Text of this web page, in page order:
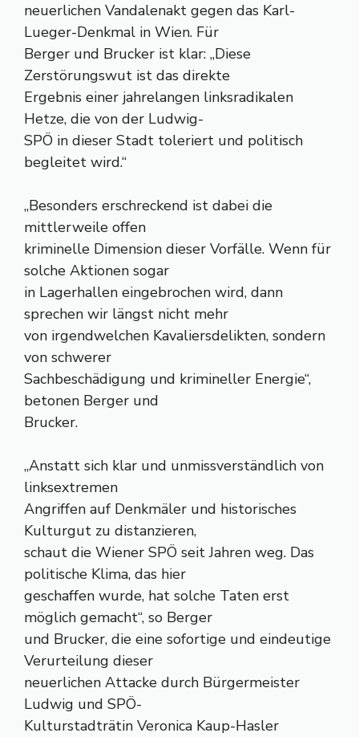
neuerlichen Vandalenakt gegen das Karl-
Lueger-Denkmal in Wien. Für
Berger und Brucker ist klar: „Diese
Zerstörungswut ist das direkte
Ergebnis einer jahrelangen linksradikalen
Hetze, die von der Ludwig-
SPÖ in dieser Stadt toleriert und politisch
begleitet wird.“
„Besonders erschreckend ist dabei die
mittlerweile offen
kriminelle Dimension dieser Vorfälle. Wenn für
solche Aktionen sogar
in Lagerhallen eingebrochen wird, dann
sprechen wir längst nicht mehr
von irgendwelchen Kavaliersdelikten, sondern
von schwerer
Sachbeschädigung und krimineller Energie“,
betonen Berger und
Brucker.
„Anstatt sich klar und unmissverständlich von
linksextremen
Angriffen auf Denkmäler und historisches
Kulturgut zu distanzieren,
schaut die Wiener SPÖ seit Jahren weg. Das
politische Klima, das hier
geschaffen wurde, hat solche Taten erst
möglich gemacht“, so Berger
und Brucker, die eine sofortige und eindeutige
Verurteilung dieser
neuerlichen Attacke durch Bürgermeister
Ludwig und SPÖ-
Kulturstadträtin Veronica Kaup-Hasler